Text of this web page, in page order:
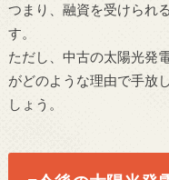
つまり、融資を受けられ
す。
ただし、中古の太陽光発
がどのような理由で手放
しょう。